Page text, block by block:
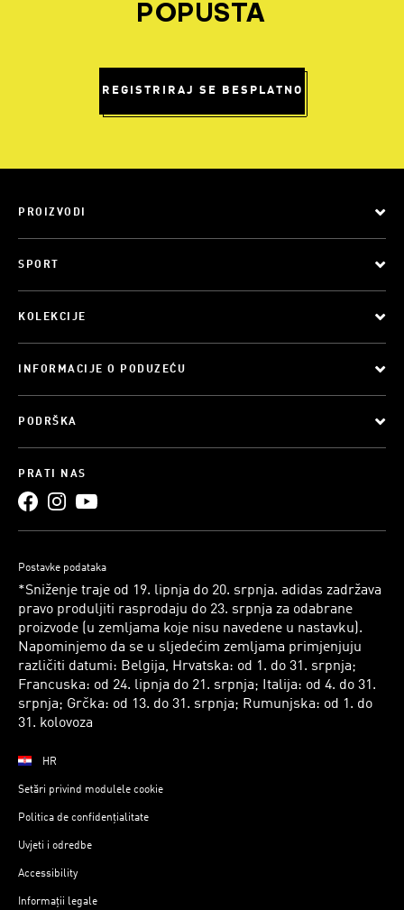
POPUSTA
REGISTRIRAJ SE BESPLATNO
PROIZVODI
SPORT
KOLEKCIJE
INFORMACIJE O PODUZEĆU
PODRŠKA
PRATI NAS
Postavke podataka
*Sniženje traje od 19. lipnja do 20. srpnja. adidas zadržava
pravo produljiti rasprodaju do 23. srpnja za odabrane
proizvode (u zemljama koje nisu navedene u nastavku).
Napominjemo da se u sljedećim zemljama primjenjuju
različiti datumi: Belgija, Hrvatska: od 1. do 31. srpnja;
Francuska: od 24. lipnja do 21. srpnja; Italija: od 4. do 31.
srpnja; Grčka: od 13. do 31. srpnja; Rumunjska: od 1. do
31. kolovoza
HR
Setări privind modulele cookie
Politica de confidențialitate
Uvjeti i odredbe
Accessibility
Informații legale